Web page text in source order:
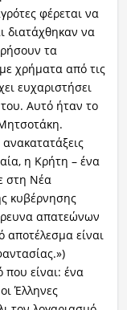
φέρεται να
διατάχθηκαν να
τα
χρήματα από τις
ευχαριστήσει
Αυτό ήταν το
η Κρήτη – ένα
στη Νέα
κυβέρνησης
απατεώνων
αποτέλεσμα είναι
είναι: ένα
Έλληνες